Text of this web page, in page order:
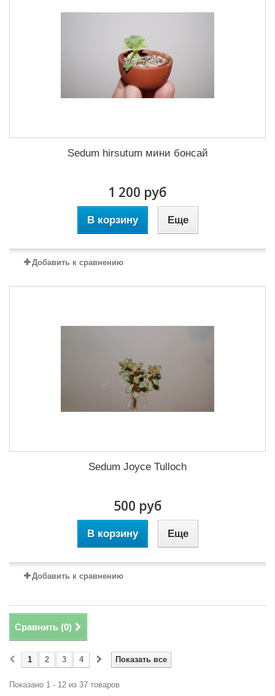
Sedum hirsutum мини бонсай
1 200 руб
В корзину Еще
Добавить к сравнению
Sedum Joyce Tulloch
500 руб
В корзину Еще
Добавить к сравнению
Сравнить (0)
Показать все
1 2 3 4
Показано 1 - 12 из 37 товаров